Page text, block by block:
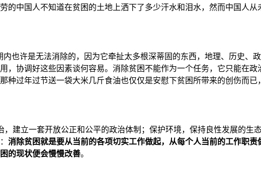
中国人不知道在贫困的土地上洒下了多少汗水和泪水，然而中国人
也许是无法消除的，因为它牵扯太多根深蒂固的东西，地理、历史、
协调好这些因素谈何容易。消除贫困不能作为一个任务，它只能在
种过年过节送一袋大米几斤食油也仅仅是安慰下贫困所带来的创伤而
建立一套开放公正和公平的政治体制；保护环境，保持良性发展的生
消除贫困就是要从当前的各项切实工作做起，从每个人当前的工作职
的现状便会慢慢改善。